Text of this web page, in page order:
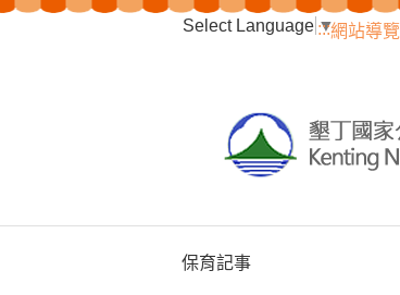
:::網站導覽
Select Language ▼
保育記事